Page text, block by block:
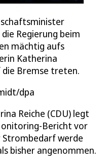
Regierung beim
mächtig aufs
Katherina
die Bremse treten.
dpa
Reiche (CDU) legt
Bericht vor
werde
bisher angenommen.